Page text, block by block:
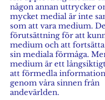
någon annan uttrycker
mycket medial är inte
som att vara medium.
förutsättning för att
medium och att
sin mediala förmåga.
medium är ett
att förmedla
genom våra sinnen från
andevärlden.